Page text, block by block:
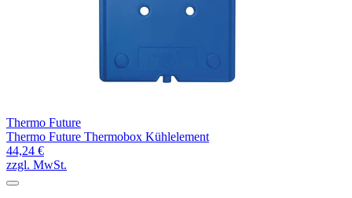
Thermo Future
Thermo Future Thermobox Kühlelement
44,24 €
zzgl. MwSt.